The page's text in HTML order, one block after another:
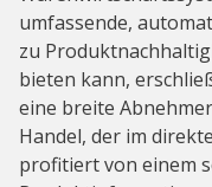
umfassende,
zu
bieten kann,
eine breite
Handel, der im
profitiert von einem